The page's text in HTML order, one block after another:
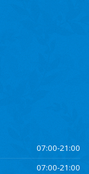
07:00-21:00
07:00-21:00